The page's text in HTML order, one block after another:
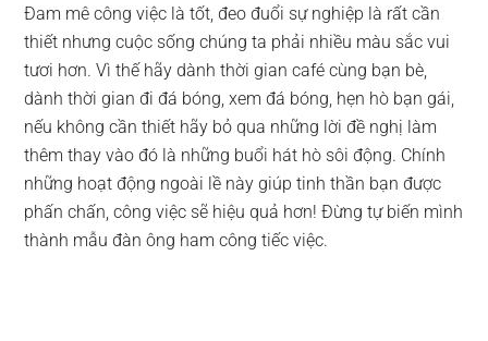
Đam mê công việc là tốt, đeo đuổi sự nghiệp là rất cần
thiết nhưng cuộc sống chúng ta phải nhiều màu sắc vui
tươi hơn. Vì thế hãy dành thời gian café cùng bạn bè,
dành thời gian đi đá bóng, xem đá bóng, hẹn hò bạn gái,
nếu không cần thiết hãy bỏ qua những lời đề nghị làm
thêm thay vào đó là những buổi hát hò sôi động. Chính
những hoạt động ngoài lề này giúp tinh thần bạn được
phấn chấn, công việc sẽ hiệu quả hơn! Đừng tự biến mình
thành mẫu đàn ông ham công tiếc việc.